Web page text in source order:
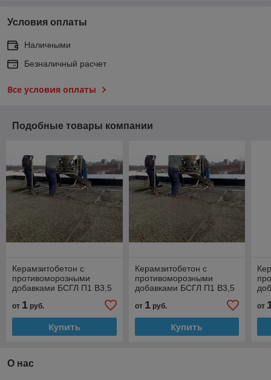
Условия оплаты
Наличными
Безналичный расчет
Все условия оплаты
Подобные товары компании
Керамзитобетон с
противоморозными
добавками БСГЛ П1 В3,5
D900 фр.4-10мм t=11-15
ФН-1
от 1 руб.
Купить
Керамзитобетон с
противоморозными
добавками БСГЛ П1 В3,5
ФН-1
от 1руб.
Купить
от
О нас